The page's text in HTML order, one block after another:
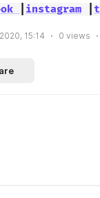
instagram
15:14 0 views